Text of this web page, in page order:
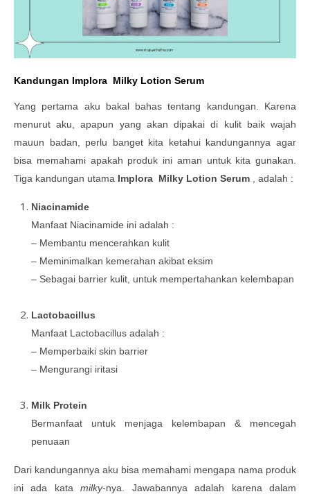
Kandungan Implora Milky Lotion Serum
Yang pertama aku bakal bahas tentang kandungan. Karena
menurut aku, apapun yang akan dipakai di kulit baik wajah
mauun badan, perlu banget kita ketahui kandungannya agar
bisa memahami apakah produk ini aman untuk kita gunakan.
Tiga kandungan utama Implora Milky Lotion Serum , adalah :
Niacinamide
Manfaat Niacinamide ini adalah :
– Membantu mencerahkan kulit
– Meminimalkan kemerahan akibat eksim
– Sebagai barrier kulit, untuk mempertahankan kelembapan
Lactobacillus
Manfaat Lactobacillus adalah :
– Memperbaiki skin barrier
– Mengurangi iritasi
Milk Protein
Bermanfaat untuk menjaga kelembapan & mencegah
penuaan
Dari kandungannya aku bisa memahami mengapa nama produk
ini ada katamilky-nya. Jawabannya adalah karena dalam